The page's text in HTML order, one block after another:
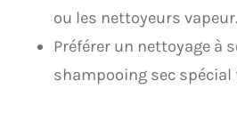
ou les nettoyeurs vapeur.
Préférer un nettoyage à
shampooing sec spécial